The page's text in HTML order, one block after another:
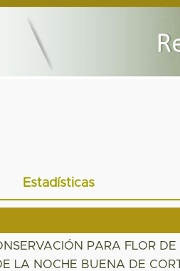
Estadísticas
PARA FLOR
LA NOCHE BUENA DE